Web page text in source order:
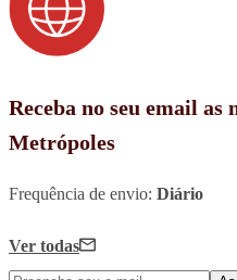
Receba no seu email as
Metrópoles
Frequência de envio: Diário
Ver todas